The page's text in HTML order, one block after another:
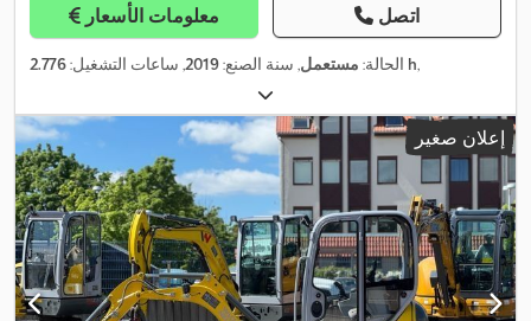
معلومات الأسعار اتصل
الحالة: مستعمل, سنة الصنع:2019, ساعات التشغيل: 2.776 h,
إعلان صغير